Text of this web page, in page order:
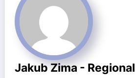
Jakub Zima - Regional